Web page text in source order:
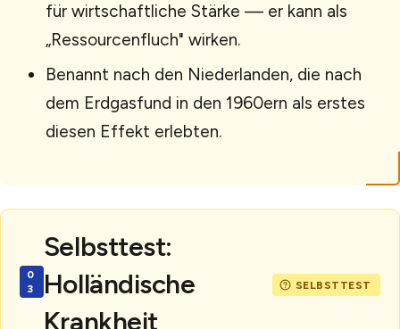
für wirtschaftliche Stärke — er kann als
„Ressourcenfluch" wirken.
Benannt nach den Niederlanden, die nach
dem Erdgasfund in den 1960ern als erstes
diesen Effekt erlebten.
Selbsttest:
Holländische
Krankheit